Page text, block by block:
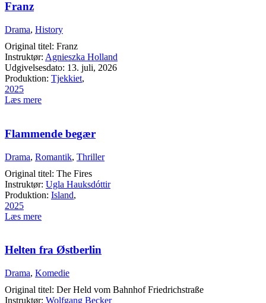
Franz
Drama, History
Original titel: Franz
Instruktør: Agnieszka Holland
Udgivelsesdato: 13. juli, 2026
Produktion: Tjekkiet,
2025
Læs mere
Flammende begær
Drama, Romantik, Thriller
Original titel: The Fires
Instruktør: Ugla Hauksdóttir
Produktion: Island,
2025
Læs mere
Helten fra Østberlin
Drama, Komedie
Original titel: Der Held vom Bahnhof Friedrichstraße
Instruktør: Wolfgang Becker